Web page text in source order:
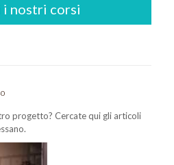
i nostri corsi
progetto? Cercate qui gli articoli